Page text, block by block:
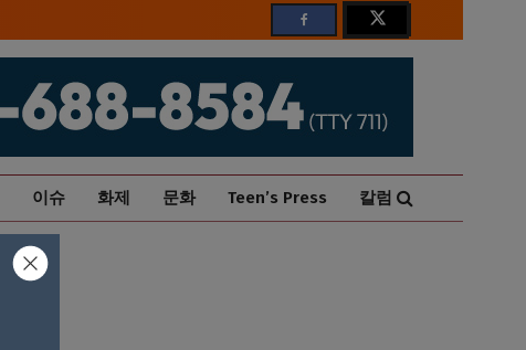
이슈 화제 문화 Teen’s Press 칼럼